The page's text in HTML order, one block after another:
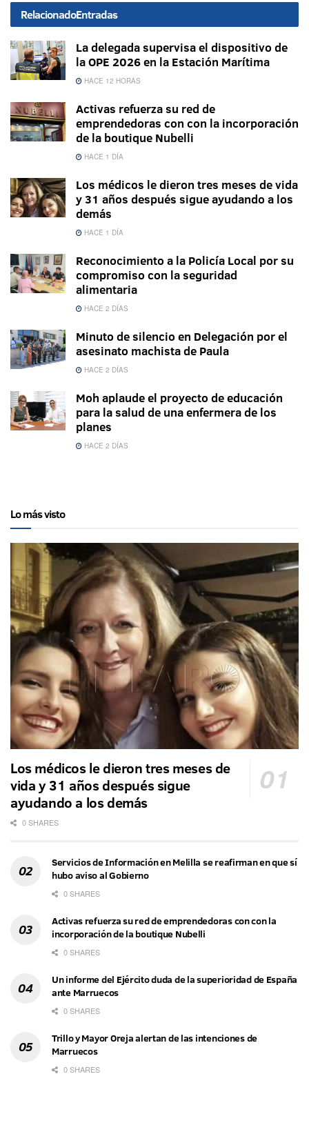
RelacionadoEntradas
La delegada supervisa el dispositivo de
la OPE 2026 en la Estación Marítima
HACE 12 HORAS
Activas refuerza su red de
emprendedoras con con la incorporación
de la boutique Nubelli
HACE 1 DÍA
Los médicos le dieron tres meses de vida
y 31 años después sigue ayudando a los
demás
HACE 1 DÍA
Reconocimiento a la Policía Local por su
compromiso con la seguridad
alimentaria
HACE 2 DÍAS
Minuto de silencio en Delegación por el
asesinato machista de Paula
HACE 2 DÍAS
Moh aplaude el proyecto de educación
para la salud de una enfermera de los
planes
HACE 2 DÍAS
Lo más visto
Los médicos le dieron tres meses de
vida y 31 años después sigue
ayudando a los demás
0 SHARES
Servicios de Información en Melilla se reafirman en que sí
hubo aviso al Gobierno
0 SHARES
Activas refuerza su red de emprendedoras con con la
incorporación de la boutique Nubelli
0 SHARES
Un informe del Ejército duda de la superioridad de España
ante Marruecos
0 SHARES
Trillo y Mayor Oreja alertan de las intenciones de
Marruecos
0 SHARES